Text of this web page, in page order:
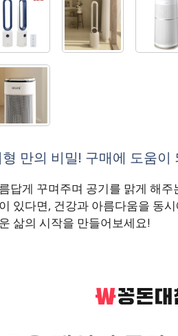
만의 비밀! 구매에 도움이
답게 꾸며주며 공기를 맑게 해
있다면, 건강과 아름다움을 동
삶의 시작을 만들어보세요!